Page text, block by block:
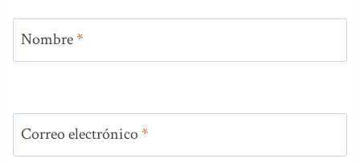
Nombre*
Correo electrónico*